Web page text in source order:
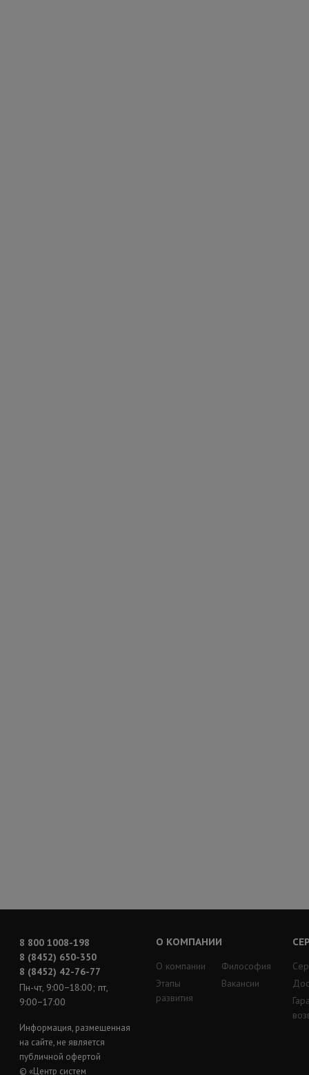
8 800 1008-198
8 (8452) 650-350
8 (8452) 42-76-77
Пн-чт, 9:00−18:00; пт,
9:00−17:00
Информация, размещенная
на сайте, не является
публичной офертой
© «Центр систем
О КОМПАНИИ
О компании
Этапы
развития
Философия
Вакансии